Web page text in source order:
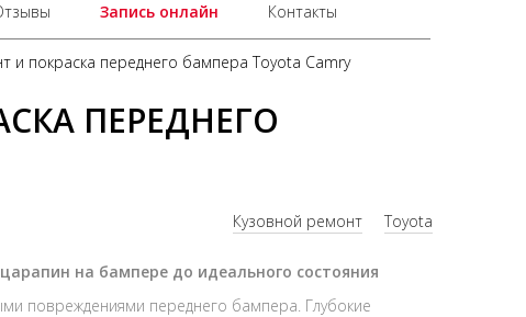
Запись онлайн Контакты
и покраска переднего бампера Toyota Camry
ПЕРЕДНЕГО
Кузовной ремонт Toyota
на бампере до идеального состояния
повреждениями переднего бампера. Глубокие